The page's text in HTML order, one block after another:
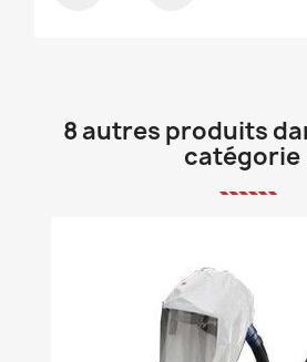
8 autres produits
catégorie